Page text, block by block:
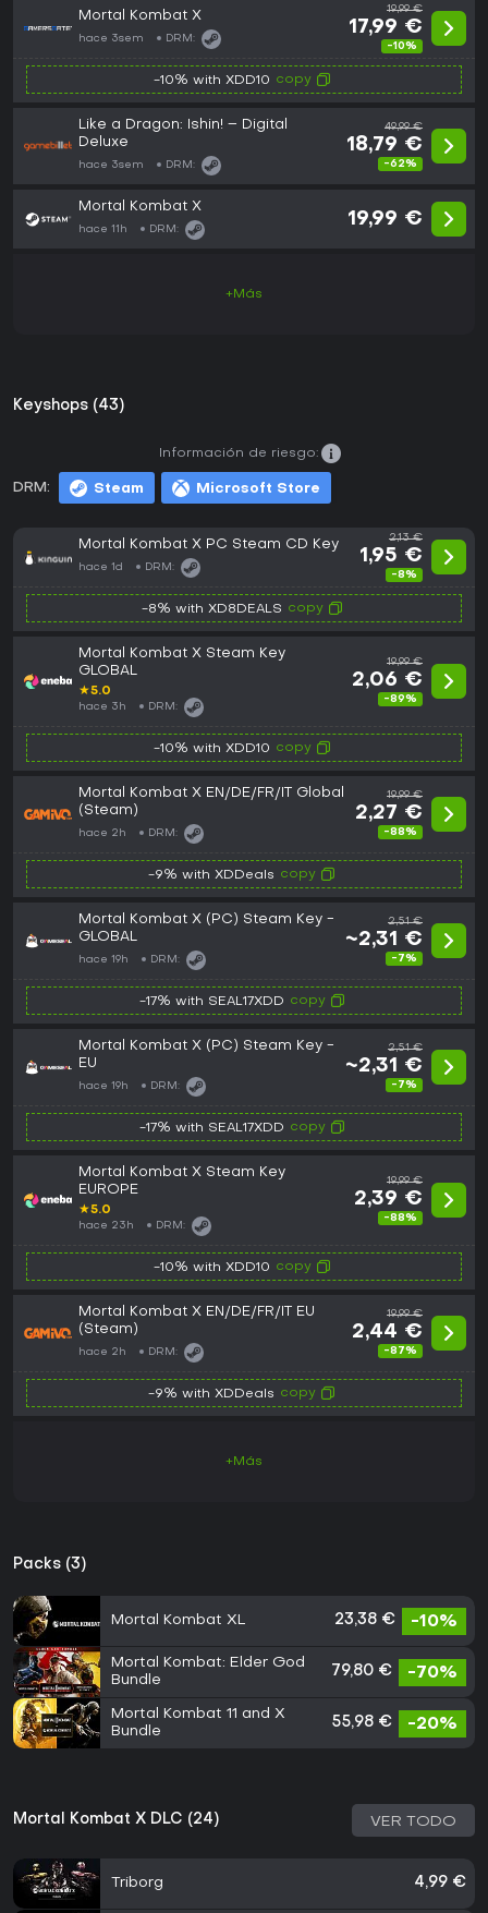
Mortal Kombat X
hace 3sem DRM:
19,99 €
17,99 €
-10%
-10% with XDD10 copy
Like a Dragon: Ishin! – Digital
Deluxe
hace 3sem DRM:
49,99 €
18,79 €
-62%
Mortal Kombat X
hace 11h DRM:
19,99 €
+Más
Keyshops (43)
DRM: Steam Microsoft Store
Información de riesgo:
Mortal Kombat X PC Steam CD Key
hace 1d DRM:
2,13 €
1,95 €
-8%
-8% with XD8DEALS copy
Mortal Kombat X Steam Key
GLOBAL
★5.0
hace 3h DRM:
19,99 €
2,06 €
-89%
-10% with XDD10 copy
Mortal Kombat X EN/DE/FR/IT Global
(Steam)
hace 2h DRM:
19,99 €
2,27 €
-88%
-9% with XDDeals copy
Mortal Kombat X (PC) Steam Key -
GLOBAL
hace 19h DRM:
2,51 €
~2,31 €
-7%
-17% with SEAL17XDD copy
Mortal Kombat X (PC) Steam Key -
EU
hace 19h DRM:
2,51 €
~2,31 €
-7%
-17% with SEAL17XDD copy
Mortal Kombat X Steam Key
EUROPE
★5.0
hace 23h DRM:
19,99 €
2,39 €
-88%
-10% with XDD10 copy
Mortal Kombat X EN/DE/FR/IT EU
(Steam)
hace 2h DRM:
19,99 €
2,44 €
-87%
-9% with XDDeals copy
+Más
Packs (3)
Mortal Kombat XL 23,38 € -10%
Mortal Kombat: Elder God
Bundle
79,80 € -70%
Mortal Kombat 11 and X
Bundle
55,98 € -20%
Mortal Kombat X DLC (24) VER TODO
Triborg 4,99 €